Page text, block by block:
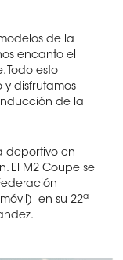
de la
encanto el
Todo esto
y disfrutamos
de la
deportivo en
El M2 Coupe se
en su 22a